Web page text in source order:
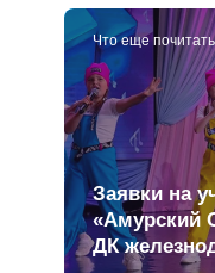
Что еще почитать
Заявки на
«Амурский
ДК